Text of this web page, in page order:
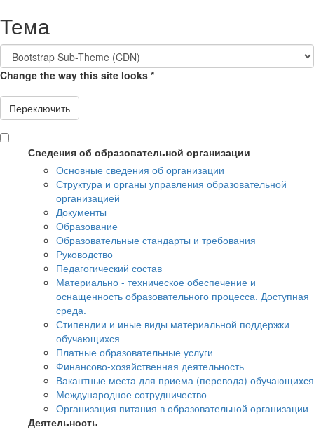
к
основному
содержанию
Тема
Change the way this site looks *
Переключить
Сведения об образовательной организации
Основные сведения об организации
Структура и органы управления образовательной
организацией
Документы
Образование
Образовательные стандарты и требования
Руководство
Педагогический состав
Материально - техническое обеспечение и
оснащенность образовательного процесса. Доступная
среда.
Стипендии и иные виды материальной поддержки
обучающихся
Платные образовательные услуги
Финансово-хозяйственная деятельность
Вакантные места для приема (перевода) обучающихся
Международное сотрудничество
Организация питания в образовательной организации
Деятельность